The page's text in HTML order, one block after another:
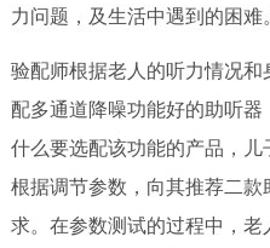
力问题，及生活中遇到的困难。
验配师根据老人的听力情况
配多通道降噪功能好的助听
什么要选配该功能的产品，儿
根据调节参数，向其推荐二
求。在参数测试的过程中，